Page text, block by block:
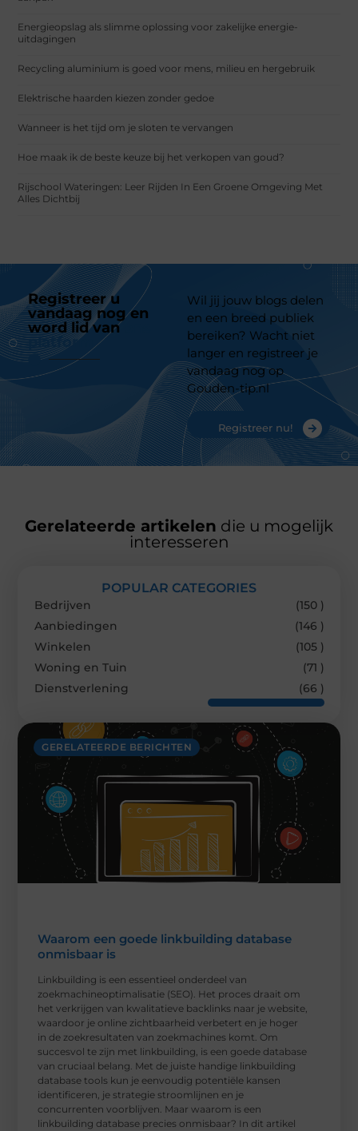
Energieopslag als slimme oplossing voor zakelijke energie-
uitdagingen
Recycling aluminium is goed voor mens, milieu en hergebruik
Elektrische haarden kiezen zonder gedoe
Wanneer is het tijd om je sloten te vervangen
Hoe maak ik de beste keuze bij het verkopen van goud?
Rijschool Wateringen: Leer Rijden In Een Groene Omgeving Met
Alles Dichtbij
Registreer u
vandaag nog en
word lid van
platform
Wil jij jouw blogs delen
en een breed publiek
bereiken? Wacht niet
langer en registreer je
vandaag nog op
Gouden-tip.nl
Registreer nu!
Gerelateerde artikelen die u mogelijk
interesseren
GERELATEERDE BERICHTEN
Waarom een goede linkbuilding database
onmisbaar is
Linkbuilding is een essentieel onderdeel van
zoekmachineoptimalisatie (SEO). Het proces draait om
het verkrijgen van kwalitatieve backlinks naar je website,
waardoor je online zichtbaarheid verbetert en je hoger
in de zoekresultaten van zoekmachines komt. Om
succesvol te zijn met linkbuilding, is een goede database
van cruciaal belang. Met de juiste handige linkbuilding
database tools kun je eenvoudig potentiële kansen
identificeren, je strategie stroomlijnen en je
concurrenten voorblijven. Maar waarom is een
linkbuilding database precies onmisbaar? In dit artikel
POPULAR CATEGORIES
Bedrijven
(150 )
Aanbiedingen
(146 )
Winkelen
(105 )
Woning en Tuin
(71 )
Dienstverlening
(66 )